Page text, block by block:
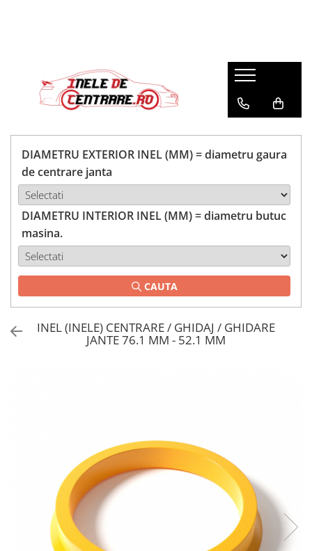
DIAMETRU EXTERIOR INEL (MM) = diametru gaura
de centrare janta
DIAMETRU INTERIOR INEL (MM) = diametru butuc
masina.
CAUTA
INEL (INELE) CENTRARE / GHIDAJ / GHIDARE
JANTE 76.1 MM - 52.1 MM